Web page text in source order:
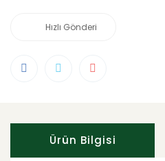
Hızlı Gönderi
Ürün Bilgisi